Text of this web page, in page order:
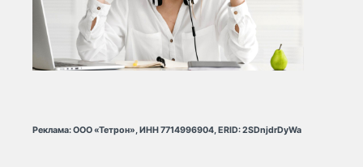
Реклама: ООО «Тетрон», ИНН 7714996904, ERID: 2SDnjdrDyWa